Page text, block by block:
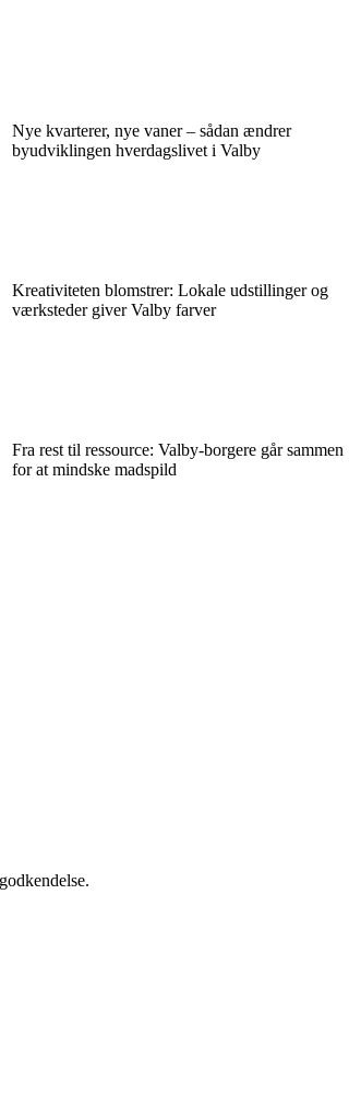
Nye kvarterer, nye vaner – sådan ændrer
byudviklingen hverdagslivet i Valby
Kreativiteten blomstrer: Lokale udstillinger og
værksteder giver Valby farver
Fra rest til ressource: Valby-borgere går sammen
for at mindske madspild